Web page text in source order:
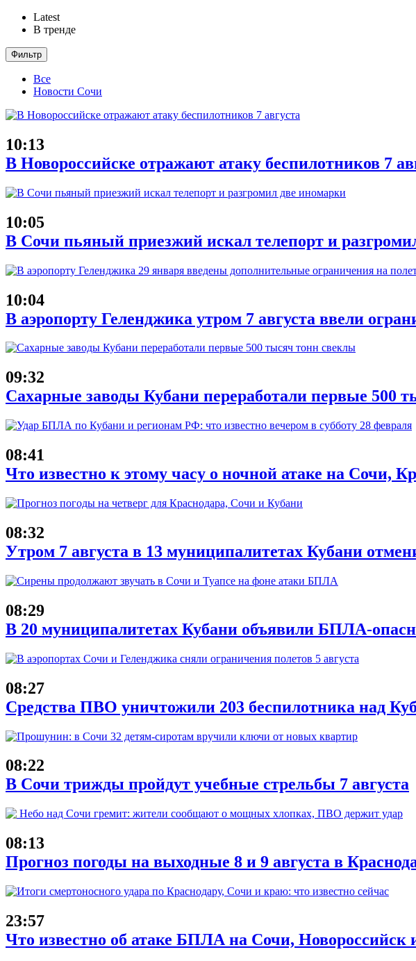
Latest
В тренде
Фильтр
Все
Новости Сочи
10:13
В Новороссийске отражают атаку беспилотников 7
10:05
В Сочи пьяный приезжий искал телепорт и
10:04
В аэропорту Геленджика утром 7 августа ввели
09:32
Сахарные заводы Кубани переработали первые 500
08:41
Что известно к этому часу о ночной атаке на Сочи,
08:32
Утром 7 августа в 13 муниципалитетах Кубани
08:29
В 20 муниципалитетах Кубани объявили БПЛА-
08:27
Средства ПВО уничтожили 203 беспилотника над
08:22
В Сочи трижды пройдут учебные стрельбы 7 августа
08:13
Прогноз погоды на выходные 8 и 9 августа в
23:57
Что известно об атаке БПЛА на Сочи, Новороссийск